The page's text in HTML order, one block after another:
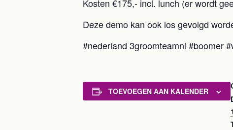
Kosten €175,- incl. lunch (er wordt
Deze demo kan ook los gevolgd
#nederland 3groomteamnl #boomer
TOEVOEGEN AAN KALENDER